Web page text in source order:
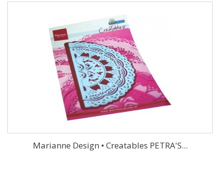
Marianne Design • Creatables PETRA'S...